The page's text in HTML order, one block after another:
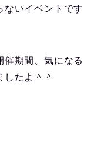
ないイベントです
催期間、気になる
たよ＾＾